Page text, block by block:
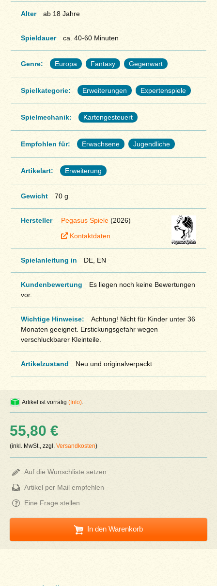
Alter ab 18 Jahre
Spieldauer ca. 40-60 Minuten
Genre: Europa Fantasy Gegenwart
Spielkategorie: Erweiterungen Expertenspiele
Spielmechanik: Kartengesteuert
Empfohlen für: Erwachsene Jugendliche
Artikelart: Erweiterung
Gewicht 70 g
Hersteller Pegasus Spiele(2026)
Kontaktdaten
Spielanleitung in DE, EN
Kundenbewertung
Es liegen noch keine Bewertungen
vor.
Wichtige Hinweise:
Achtung! Nicht für Kinder unter 36
Monaten geeignet. Erstickungsgefahr wegen
verschluckbarer Kleinteile.
Artikelzustand Neu und originalverpackt
Artikel ist vorrätig(Info)
55,80 €
(inkl. MwSt., zzgl.Versandkosten)
Auf die Wunschliste setzen
Artikel per Mail empfehlen
Eine Frage stellen
In den Warenkorb